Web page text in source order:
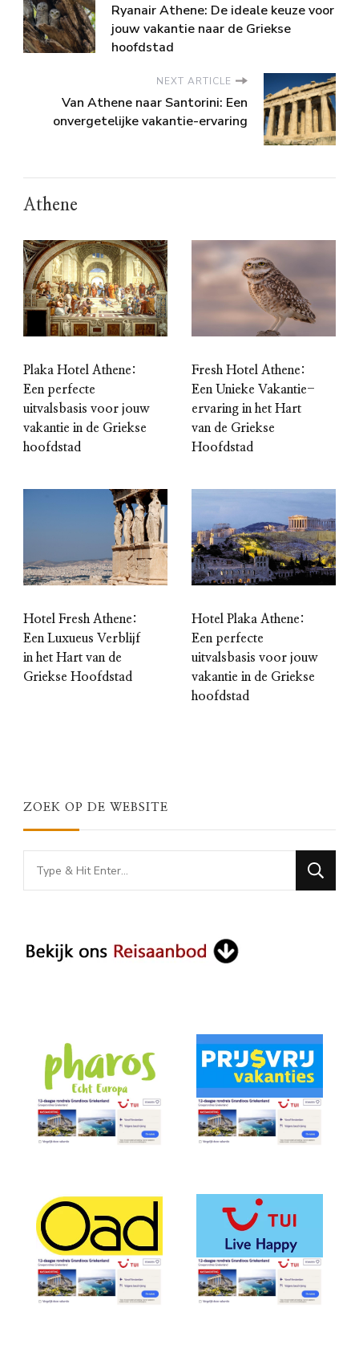
Ryanair Athene: De ideale keuze voor
jouw vakantie naar de Griekse
hoofdstad
NEXT ARTICLE
Van Athene naar Santorini: Een
onvergetelijke vakantie-ervaring
Athene
Plaka Hotel Athene:
Een perfecte
uitvalsbasis voor jouw
vakantie in de Griekse
hoofdstad
Fresh Hotel Athene:
Een Unieke Vakantie-
ervaring in het Hart
van de Griekse
Hoofdstad
Hotel Fresh Athene:
Een Luxueus Verblijf
in het Hart van de
Griekse Hoofdstad
Hotel Plaka Athene:
Een perfecte
uitvalsbasis voor jouw
vakantie in de Griekse
hoofdstad
ZOEK OP DE WEBSITE
Looking
for